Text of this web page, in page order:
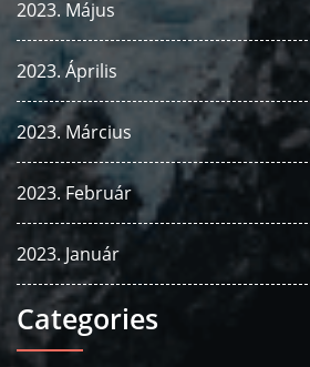
2023. Május
2023. Április
2023. Március
2023. Február
2023. Január
Categories